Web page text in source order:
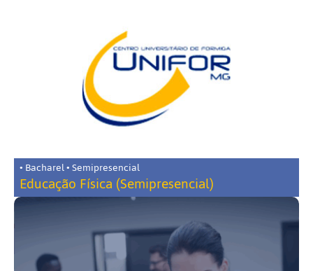
• Bacharel • Semipresencial
Educação Física (Semipresencial)